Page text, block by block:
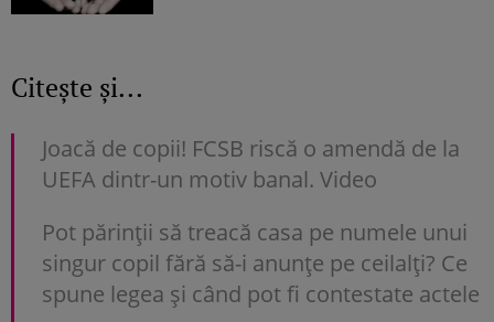
Citește și...
Joacă de copii! FCSB riscă o amendă de la
UEFA dintr-un motiv banal. Video
Pot părinții să treacă casa pe numele unui
singur copil fără să-i anunțe pe ceilalți? Ce
spune legea și când pot fi contestate actele